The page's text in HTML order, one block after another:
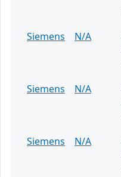
Siemens
N/A
Siemens
N/A
Siemens
N/A